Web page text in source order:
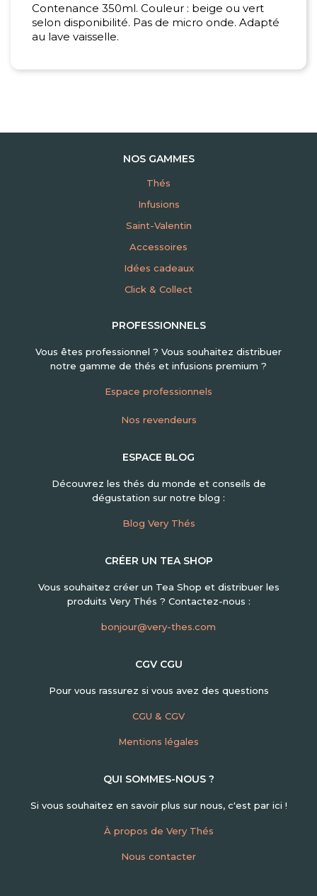
Contenance 350ml. Couleur : beige ou vert
selon disponibilité. Pas de micro onde. Adapté
au lave vaisselle.
NOS GAMMES
Thés
Infusions
Saint-Valentin
Accessoires
Idées cadeaux
Click & Collect
PROFESSIONNELS
Vous êtes professionnel ? Vous souhaitez distribuer
notre gamme de thés et infusions premium ?
Espace professionnels
Nos revendeurs
ESPACE BLOG
Découvrez les thés du monde et conseils de
dégustation sur notre blog :
Blog Very Thés
CRÉER UN TEA SHOP
Vous souhaitez créer un Tea Shop et distribuer les
produits Very Thés ? Contactez-nous :
bonjour@very-thes.com
CGV CGU
Pour vous rassurez si vous avez des questions
CGU & CGV
Mentions légales
QUI SOMMES-NOUS ?
Si vous souhaitez en savoir plus sur nous, c'est par ici !
À propos de Very Thés
Nous contacter